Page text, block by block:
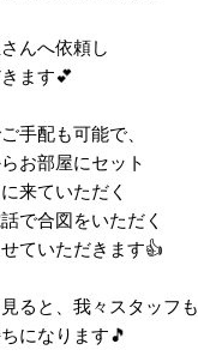
んへ依頼し
ます💕
手配も可能で、
お部屋にセット
来ていただく
で合図をいただく
ていただきます👍
ると、我々スタッフも
になります🎵